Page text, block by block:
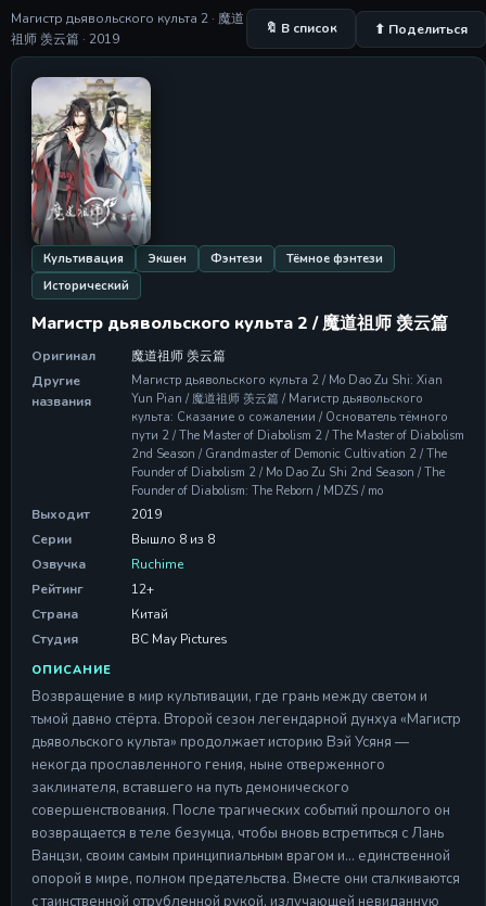
Серия 6
Серия 6
28 Apr 2026
Серия 7
Серия 7
28 Apr 2026
Серия 8
Серия 8
28 Apr 2026
Магистр дьявольского культа 2 · 魔道
祖师 羡云篇 · 2019
🔖 В список ⬆ Поделиться
Культивация Экшен Фэнтези
Тёмное фэнтези
Исторический
Магистр дьявольского культа 2 / 魔道祖师 羡云篇
Оригинал
魔道祖师 羡云篇
Другие
названия
Магистр дьявольского культа 2 / Mo Dao Zu Shi: Xian
Yun Pian / 魔道祖师 羡云篇 / Магистр дьявольского
культа: Сказание о сожалении / Основатель тёмного
пути 2 / The Master of Diabolism 2 / The Master of Diabolism
2nd Season / Grandmaster of Demonic Cultivation 2 / The
Founder of Diabolism 2 / Mo Dao Zu Shi 2nd Season / The
Founder of Diabolism: The Reborn / MDZS / mo
Выходит
2019
Серии
Вышло 8 из 8
Озвучка
Ruchime
Рейтинг
12+
Страна
Китай
Студия
BC May Pictures
ОПИСАНИЕ
Возвращение в мир культивации, где грань между светом и
тьмой давно стёрта. Второй сезон легендарной дунхуа «Магистр
дьявольского культа» продолжает историю Вэй Усяня —
некогда прославленного гения, ныне отверженного
заклинателя, вставшего на путь демонического
совершенствования. После трагических событий прошлого он
возвращается в теле безумца, чтобы вновь встретиться с Лань
Ванцзи, своим самым принципиальным врагом и… единственной
опорой в мире, полном предательства. Вместе они сталкиваются
с таинственной отрубленной рукой, излучающей невиданную